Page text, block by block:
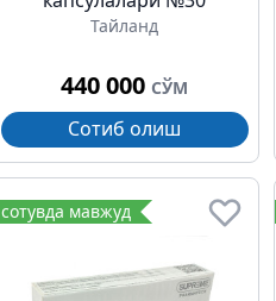
Тайланд
440 000 СЎМ
Сотиб олиш
сотувда мавжуд